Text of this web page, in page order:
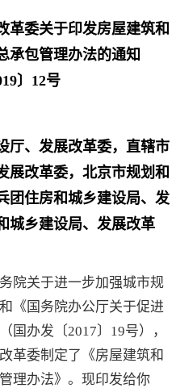
革委关于印发房屋建筑和
承包管理办法的通知
〕12号
厅、发展改革委，直辖市
展改革委，北京市规划和
团住房和城乡建设局、发
城乡建设局、发展改革
院关于进一步加强城市规
《国务院办公厅关于促进
国办发〔2017〕19号），
革委制定了《房屋建筑和
理办法》。现印发给你